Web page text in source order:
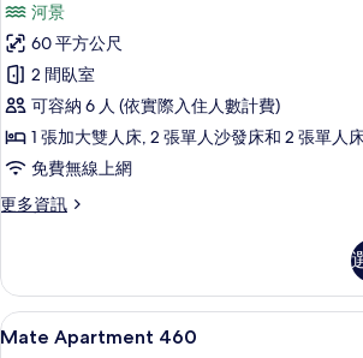
Mate
Apartment
360
的
所
有
相
河景
60 平方公尺
2 間臥室
可容納 6 人 (依實際入住人數計費)
1 張加大雙人床, 2 張單人沙發床和 2 張單人
免費無線上網
更多資訊
更
360
的
詳
顯
Mate
12
Mate Apartment 460